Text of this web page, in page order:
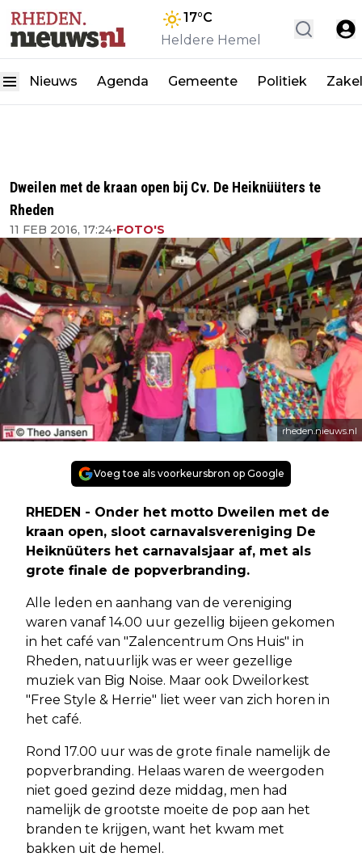
17°C
Heldere Hemel
Nieuws Agenda Gemeente Politiek
Dweilen met de kraan open bij Cv. De Heiknüüters te
Rheden
11 FEB 2016, 17:24•FOTO'S
rheden.nieuws.nl
Voeg toe als voorkeursbron op Google
RHEDEN - Onder het motto Dweilen met de
kraan open, sloot carnavalsvereniging De
Heiknüüters het carnavalsjaar af, met als
grote finale de popverbranding.
Alle leden en aanhang van de vereniging
waren vanaf 14.00 uur gezellig bijeen gekomen
in het café van "Zalencentrum Ons Huis" in
Rheden, natuurlijk was er weer gezellige
muziek van Big Noise. Maar ook Dweilorkest
"Free Style & Herrie" liet weer van zich horen in
het café.
Rond 17.00 uur was de grote finale namelijk de
popverbranding. Helaas waren de weergoden
niet goed gezind deze middag, men had
namelijk de grootste moeite de pop aan het
branden te krijgen, want het kwam met
bakken uit de hemel.